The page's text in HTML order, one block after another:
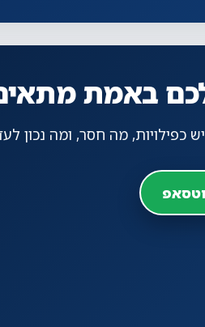
באמת
כפילויות, מה חסר, ומה נכון